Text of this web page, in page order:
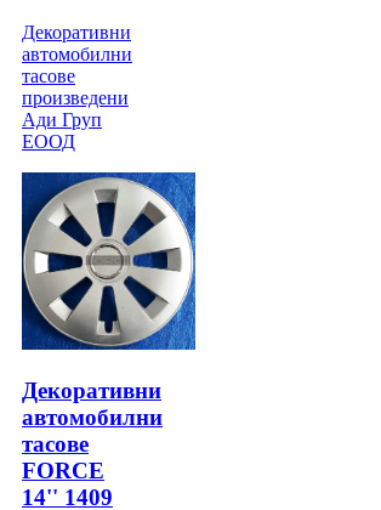
Декоративни
автомобилни
тасове
произведени
Ади Груп
ЕООД
Декоративни
автомобилни
тасове
FORCE
14'' 1409